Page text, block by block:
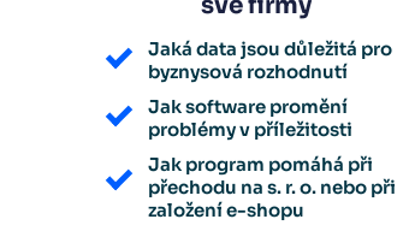
Jaká data jsou důležitá pro
byznysová rozhodnutí
Jak software promění
problémy v příležitosti
Jak program pomáhá při
přechodu na s. r. o. nebo při
založení e-shopu